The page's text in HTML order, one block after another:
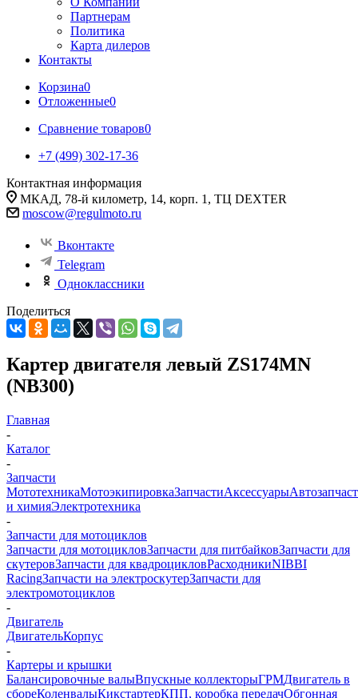
Партнерам
Политика
Карта дилеров
Контакты
Корзина0
Отложенные0
Сравнение товаров0
+7 (499) 302-17-36
Контактная информация
МКАД, 78-й километр, 14, корп. 1, ТЦ DEXTER
moscow@regulmoto.ru
Вконтакте
Telegram
Одноклассники
Поделиться
Картер двигателя левый ZS174MN
(NB300)
Главная
-
Каталог
-
Запчасти
МототехникаМотоэкипировкаЗапчастиАксессуары
и химияЭлектротехника
-
Запчасти для мотоциклов
Запчасти для мотоцикловЗапчасти для питбайковЗапчасти для
скутеровЗапчасти для квадроцикловРасходникиNIBBI
RacingЗапчасти на электроскутерЗапчасти для
электромотоциклов
-
Двигатель
ДвигательКорпус
-
Картеры и крышки
Балансировочные валыВпускные коллекторыГРМДвигатель в
сбореКоленвалыКикстартерКПП, коробка передачОбгонная